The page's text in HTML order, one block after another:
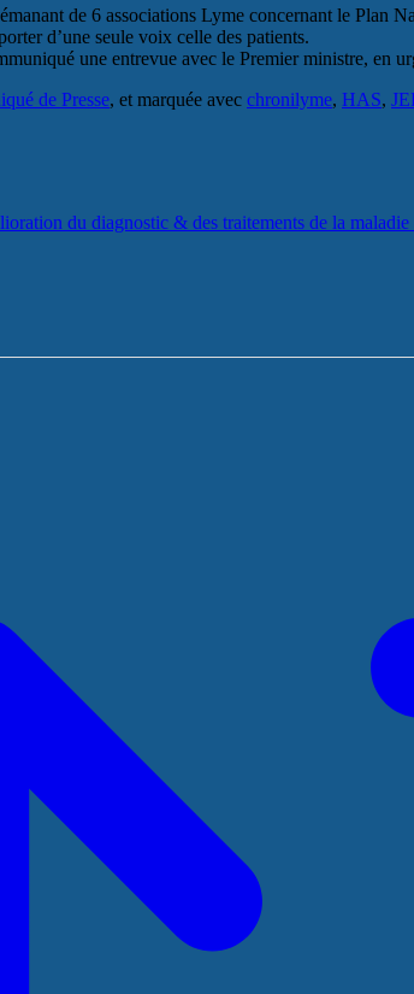
de 6 associations Lyme concernant le Plan
d’une seule voix celle des patients.
une entrevue avec le Premier ministre, en
de Presse, et marquée avec chronilyme, HAS,
du diagnostic & des traitements de la